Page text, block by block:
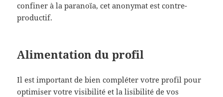
confiner à la paranoïa, cet anonymat est contre-
productif.
Alimentation du profil
Il est important de bien compléter votre profil pour
optimiser votre visibilité et la lisibilité de vos